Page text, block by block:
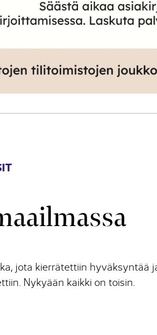
jota kierrätettiin hyväksyntää
Nykyään kaikki on toisin.
viestinä